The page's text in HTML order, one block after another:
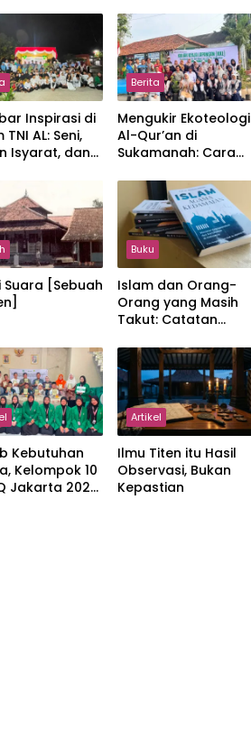
Inspirasi di
TNI AL: Seni,
Isyarat, dan
Berita
Mengukir Ekoteologi
Al-Qur’an di
Sukamanah: Cara
Jakarta Menjaga
Bumi Jonggol
Suara [Sebuah
Buku
Islam dan Orang-
Orang yang Masih
Takut: Catatan
Kemajemukan, dan
Negara dalam
Pemikiran Masykuri
Abdillah
Kebutuhan
Kelompok 10
Jakarta 2026
Artikel
Ilmu Titen itu Hasil
Observasi, Bukan
Kepastian